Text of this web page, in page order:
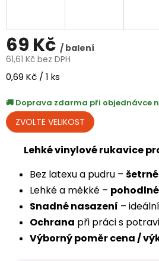
69 Kč / balení
61,61 Kč bez DPH
Měrná
0,69 Kč / 1 ks
Doprava zdarma při objednávce
Lehké vinylové rukavice
Bez latexu a pudru –
Lehké a měkké – pohodlné
Snadné nasazení –
Ochrana při práci s
Výborný poměr cena /